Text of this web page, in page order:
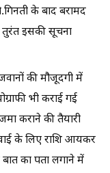
के बाद बरामद
इसकी सूचना
की मौजूदगी में
भी कराई गई
कराने की तैयारी
के लिए राशि आयकर
का पता लगाने में